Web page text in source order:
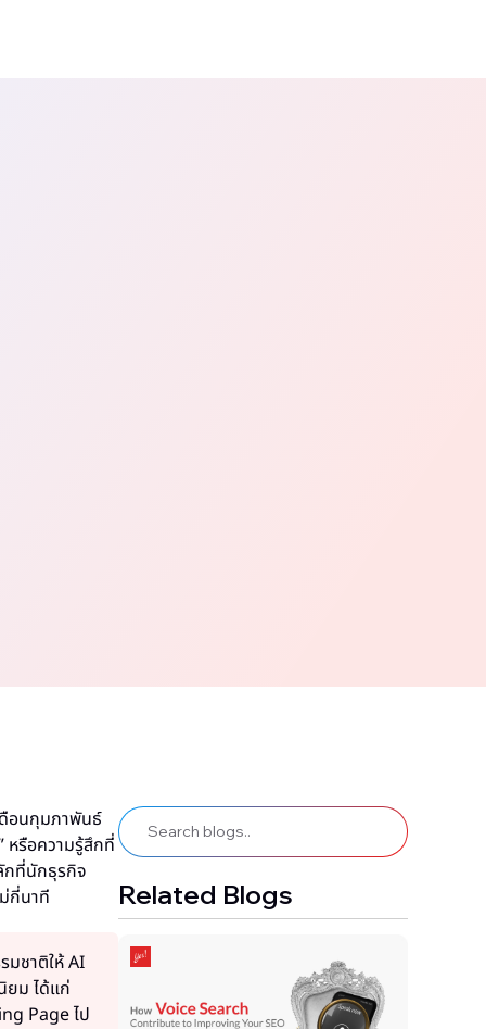
อนกุมภาพันธ์
หรือความรู้สึกที่
กที่นักธุรกิจ
กี่นาที
ชาติให้ AI
ม ได้แก่
Page ไป
Related Blogs